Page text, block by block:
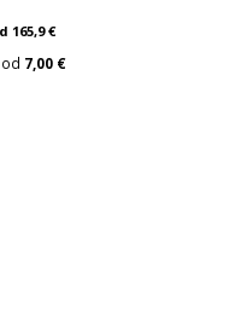
165,9 €
7,00 €